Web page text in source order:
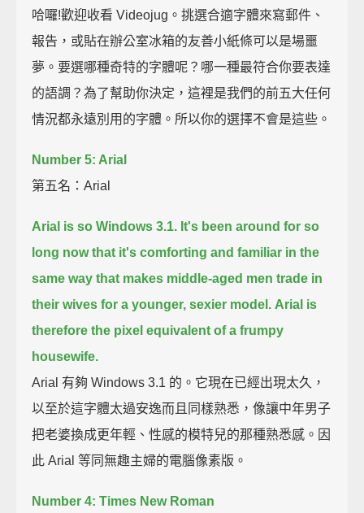
哈囉!歡迎收看 Videojug。挑選合適字體來寫郵件、
報告，或貼在辦公室冰箱的友善小紙條可以是場噩
夢。要選哪種奇特的字體呢？哪一種最符合你要表達
的語調？為了幫助你決定，這裡是我們的前五大任何
情況都永遠別用的字體。所以你的選擇不會是這些。
Number 5: Arial
第五名：Arial
Arial is so Windows 3.1. It's been around for so
long now that it's comforting and familiar in the
same way that makes middle-aged men trade in
their wives for a younger, sexier model. Arial is
therefore the pixel equivalent of a frumpy
housewife.
Arial 有夠 Windows 3.1 的。它現在已經出現太久，
以至於這字體太過安逸而且同樣熟悉，像讓中年男子
把老婆換成更年輕、性感的模特兒的那種熟悉感。因
此 Arial 等同無趣主婦的電腦像素版。
Number 4: Times New Roman